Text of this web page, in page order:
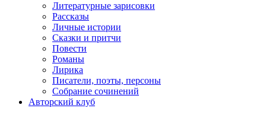
Литературные зарисовки
Рассказы
Личные истории
Сказки и притчи
Повести
Романы
Лирика
Писатели, поэты, персоны
Собрание сочинений
Авторский клуб